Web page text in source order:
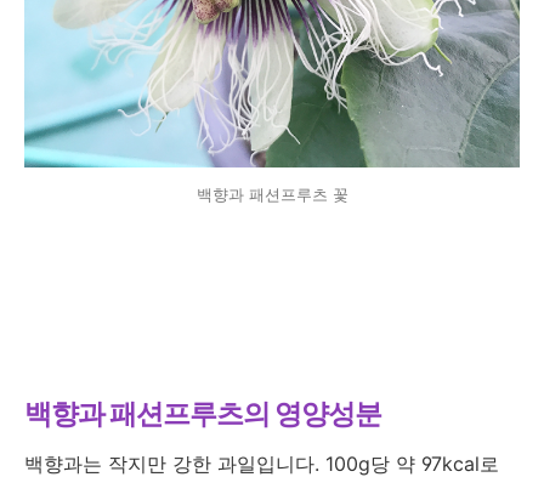
백향과 패션프루츠 꽃
백향과 패션프루츠의 영양성분
백향과는 작지만 강한 과일입니다. 100g당 약 97kcal로